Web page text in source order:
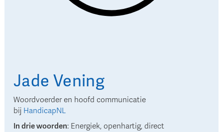
Jade Vening
Woordvoerder en hoofd communicatie
bij HandicapNL
In drie woorden: Energiek, openhartig, direct